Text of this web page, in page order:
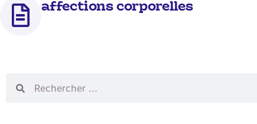
affections corporelles